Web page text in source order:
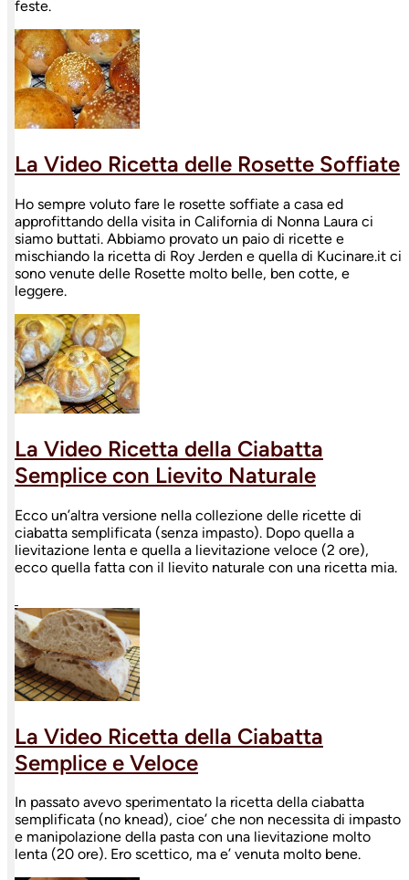
feste.
La Video Ricetta delle Rosette Soffiate
Ho sempre voluto fare le rosette soffiate a casa ed
approfittando della visita in California di Nonna Laura ci
siamo buttati. Abbiamo provato un paio di ricette e
mischiando la ricetta di Roy Jerden e quella di Kucinare.it ci
sono venute delle Rosette molto belle, ben cotte, e
leggere.
La Video Ricetta della Ciabatta
Semplice con Lievito Naturale
Ecco un’altra versione nella collezione delle ricette di
ciabatta semplificata (senza impasto). Dopo quella a
lievitazione lenta e quella a lievitazione veloce (2 ore),
ecco quella fatta con il lievito naturale con una ricetta mia.
La Video Ricetta della Ciabatta
Semplice e Veloce
In passato avevo sperimentato la ricetta della ciabatta
semplificata (no knead), cioe’ che non necessita di impasto
e manipolazione della pasta con una lievitazione molto
lenta (20 ore). Ero scettico, ma e’ venuta molto bene.